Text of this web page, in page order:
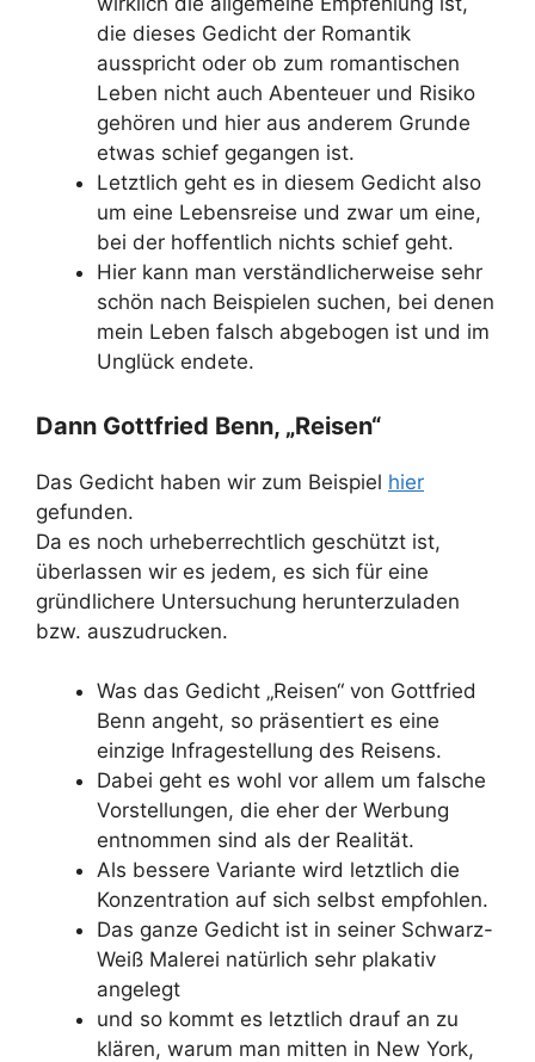
die dieses Gedicht der Romantik
ausspricht oder ob zum romantischen
Leben nicht auch Abenteuer und Risiko
gehören und hier aus anderem Grunde
etwas schief gegangen ist.
Letztlich geht es in diesem Gedicht also
um eine Lebensreise und zwar um eine,
bei der hoffentlich nichts schief geht.
Hier kann man verständlicherweise sehr
schön nach Beispielen suchen, bei denen
mein Leben falsch abgebogen ist und im
Unglück endete.
Dann Gottfried Benn, „Reisen“
Das Gedicht haben wir zum Beispiel hier
gefunden.
Da es noch urheberrechtlich geschützt ist,
überlassen wir es jedem, es sich für eine
gründlichere Untersuchung herunterzuladen
bzw. auszudrucken.
Was das Gedicht „Reisen“ von Gottfried
Benn angeht, so präsentiert es eine
einzige Infragestellung des Reisens.
Dabei geht es wohl vor allem um falsche
Vorstellungen, die eher der Werbung
entnommen sind als der Realität.
Als bessere Variante wird letztlich die
Konzentration auf sich selbst empfohlen.
Das ganze Gedicht ist in seiner Schwarz-
Weiß Malerei natürlich sehr plakativ
angelegt
und so kommt es letztlich drauf an zu
klären, warum man mitten in New York,